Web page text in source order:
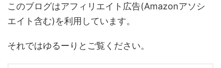
このブログはアフィリエイト広告(Amazonアソシ
エイト含む)を利用しています。
それではゆるーりとご覧ください。